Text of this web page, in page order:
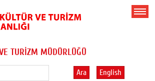
TURİZM MÜDÜRLÜĞÜ
Ara English